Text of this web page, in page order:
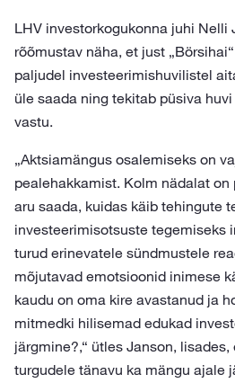
LHV investorkogukonna juhi Nelli
rõõmustav näha, et just
paljudel investeerimishuvilistel
üle saada ning tekitab püsiva
vastu.
„Aktsiamängus osalemiseks on
pealehakkamist. Kolm nädalat
aru saada, kuidas käib tehingute
investeerimisotsuste tegemiseks
turud erinevatele sündmustele
mõjutavad emotsioonid inimese
kaudu on oma kire avastanud ja
mitmedki hilisemad edukad
järgmine?,“ ütles Janson,
turgudele tänavu ka mängu ajale